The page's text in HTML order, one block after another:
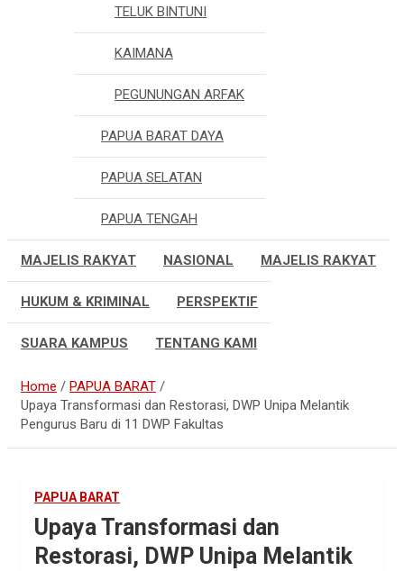
TELUK BINTUNI
KAIMANA
PEGUNUNGAN ARFAK
PAPUA BARAT DAYA
PAPUA SELATAN
PAPUA TENGAH
MAJELIS RAKYAT NASIONAL MAJELIS RAKYAT
HUKUM & KRIMINAL PERSPEKTIF
SUARA KAMPUS TENTANG KAMI
Home
PAPUA BARAT
Upaya Transformasi dan Restorasi, DWP Unipa Melantik
Pengurus Baru di 11 DWP Fakultas
PAPUA BARAT
Upaya Transformasi dan
Restorasi, DWP Unipa Melantik